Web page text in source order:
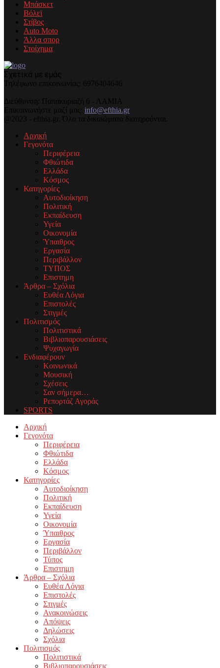
Μπάσκετ
Βόλεϊ
Στίβος
Auto Moto
Άλλα σπορ
Στοίχημα
Σχετικά με εμάς
Τηλέφωνo επικοινωνίας: 6976404646
Διεύθυνση: Παπακυριαζή 6 - ΛΑΜΙΑ
Επικοινωνήστε μαζί μας: info@efthia.gr
@2023 - efthia.gr. Όλα τα δικαιώματα διατηρούνται.
Αρχική
Γεγονότα
Περιφέρεια
Φθιώτιδα
Ελλάδα
Κόσμος
Κατηγορίες
Αυτοδιοίκηση
Πολιτική
Εκπαίδευση
Υγεία
Οικονομία
Ύπαιθρος
Εργασία
Περιβάλλον
ΤΥΠΟΣ
Επιστημη
Άρθρα – Σχόλια
Ευθέα Λόγια
Επιστολές
Στιγμές
Πολιτισμός
Πολιτιστικά
Βιβλιοπαρουσιάσεις
Ψυχαγωγία
Ενδιαφέρουν
Κοινωνικά
Μουσική
Σχέσεις
Σαν σήμερα…
Ρεπορτάζ Αγοράς
SPORTS
Facebook
Twitter
Instagram
Youtube
Email
Αρχική
Γεγονότα
Περιφέρεια
Φθιώτιδα
Ελλάδα
Κόσμος
Κατηγορίες
Αυτοδιοίκηση
Πολιτική
Εκπαίδευση
Υγεία
Οικονομία
Ύπαιθρος
Εργασία
Περιβάλλον
Τύπος
Επιστημη
Άρθρα – Σχόλια
Ευθέα Λόγια
Επιστολές
Στιγμές
Ανακοινώσεις
Απόψεις
Δηλώσεις
Σχόλια
Πολιτισμός
Πολιτιστικά
Βιβλιοπαρουσιάσεις